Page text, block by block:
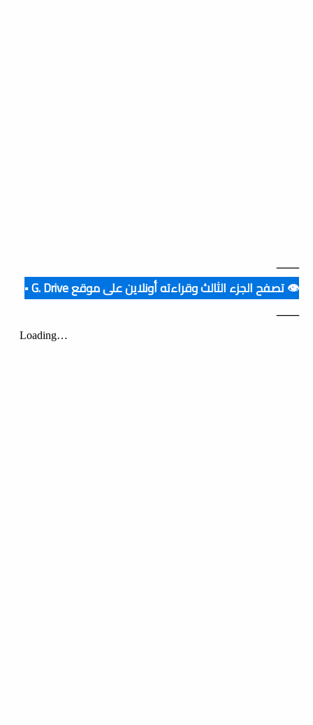
ــــــــ
👁️ تصفح الجزء الثالث وقراءته أونلاين على موقع G. Drive ▪️
ــــــــ